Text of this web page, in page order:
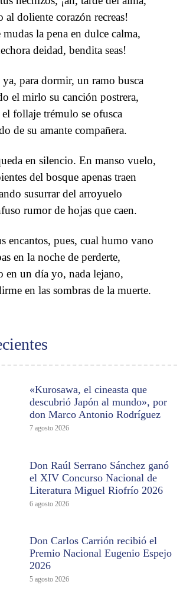
«Kurosawa, el cineasta que
descubrió Japón al mundo», por
don Marco Antonio Rodríguez
7 agosto 2026
Don Raúl Serrano Sánchez ganó
el XIV Concurso Nacional de
Literatura Miguel Riofrío 2026
6 agosto 2026
Don Carlos Carrión recibió el
Premio Nacional Eugenio Espejo
2026
5 agosto 2026
al doliente corazón recreas!
mudas la pena en dulce calma,
deidad, bendita seas!
ya, para dormir, un ramo busca
el mirlo su canción postrera,
follaje trémulo se ofusca
de su amante compañera.
en silencio. En manso vuelo,
del bosque apenas traen
susurrar del arroyuelo
rumor de hojas que caen.
encantos, pues, cual humo vano
en la noche de perderte,
en un día yo, nada lejano,
en las sombras de la muerte.